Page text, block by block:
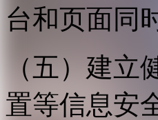
台和页面同
（五）建
置等信息安